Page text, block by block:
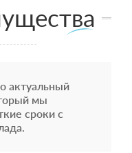
актуальный
мы
сроки с